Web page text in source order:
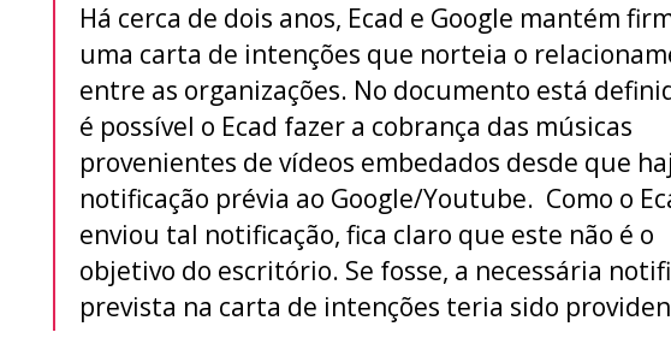
Há cerca de dois anos, Ecad e Google mantém
uma carta de intenções que norteia o
entre as organizações. No documento está
é possível o Ecad fazer a cobrança das músicas
provenientes de vídeos embedados desde que
notificação prévia ao Google/Youtube. Como o
enviou tal notificação, fica claro que este não é o
objetivo do escritório. Se fosse, a necessária
prevista na carta de intenções teria sido